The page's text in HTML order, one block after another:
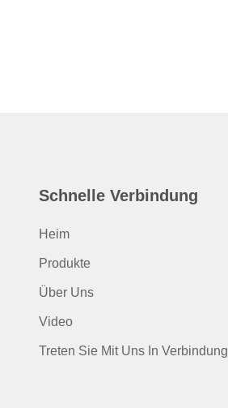
Schnelle Verbindung
Heim
Produkte
Über Uns
Video
Treten Sie Mit Uns In Verbindung